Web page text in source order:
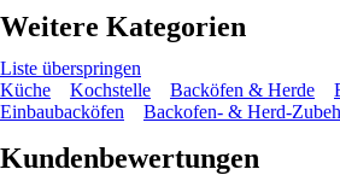
Weitere Kategorien
Liste überspringen
Küche
Kochstelle Backöfen & Herde
Einbaubacköfen
Backofen- & Herd-
Kundenbewertungen